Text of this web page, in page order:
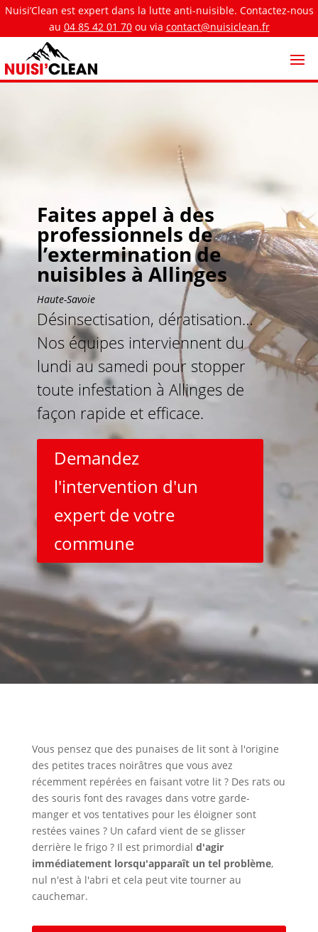
Nuisi’Clean est expert dans la lutte anti-nuisible. Contactez-nous
au 04 85 42 01 70ou via contact@nuisiclean.fr
Faites appel à des
professionnels de
l’extermination de
nuisibles à Allinges
Haute-Savoie
Désinsectisation, dératisation…
Nos équipes interviennent du
lundi au samedi pour stopper
toute infestation à Allinges de
façon rapide et efficace.
Demandez
l'intervention d'un
expert de votre
commune
Vous pensez que des punaises de lit sont à l'origine
des petites traces noirâtres que vous avez
récemment repérées en faisant votre lit ? Des rats ou
des souris font des ravages dans votre garde-
manger et vos tentatives pour les éloigner sont
restées vaines ? Un cafard vient de se glisser
derrière le frigo ? Il est primordial d'agir
immédiatement lorsqu'apparaît un tel problème,
nul n'est à l'abri et cela peut vite tourner au
cauchemar.